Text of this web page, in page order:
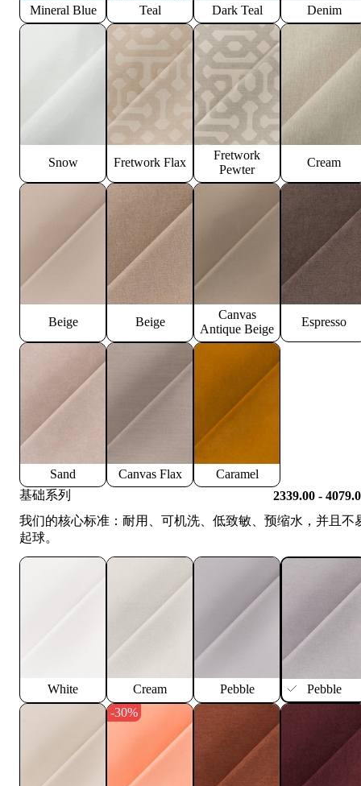
Mineral Blue Teal Dark Teal Denim
Snow Fretwork Flax
Fretwork
Pewter
Cream
Beige Beige
Canvas
Antique Beige
Espresso
Sand Canvas Flax
Caramel
基础系列
2339.00 -
我们的核心标准：耐用、可机洗、低致敏、预缩水，并且不
起球。
White Cream Pebble Pebble
-30%